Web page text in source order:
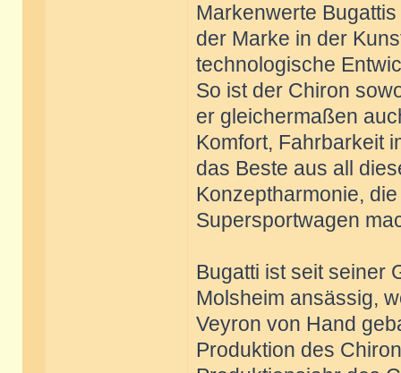
Markenwerte Bugattis
der Marke in der
technologische
So ist der Chiron
er gleichermaßen
Komfort, Fahrbarkeit
das Beste aus all
Konzeptharmonie,
Supersportwagen
Bugatti ist seit seiner
Molsheim ansässig,
Veyron von Hand
Produktion des